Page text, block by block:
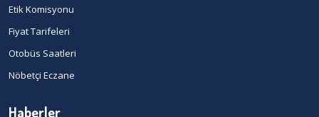
Etik Komisyonu
Fiyat Tarifeleri
Otobüs Saatleri
Nöbetçi Eczane
Haberler